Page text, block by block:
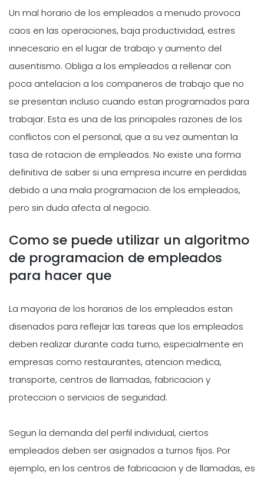
Un mal horario de los empleados a menudo provoca
caos en las operaciones, baja productividad, estres
innecesario en el lugar de trabajo y aumento del
ausentismo. Obliga a los empleados a rellenar con
poca antelacion a los companeros de trabajo que no
se presentan incluso cuando estan programados para
trabajar. Esta es una de las principales razones de los
conflictos con el personal, que a su vez aumentan la
tasa de rotacion de empleados. No existe una forma
definitiva de saber si una empresa incurre en perdidas
debido a una mala programacion de los empleados,
pero sin duda afecta al negocio.
Como se puede utilizar un algoritmo
de programacion de empleados
para hacer que
La mayoria de los horarios de los empleados estan
disenados para reflejar las tareas que los empleados
deben realizar durante cada turno, especialmente en
empresas como restaurantes, atencion medica,
transporte, centros de llamadas, fabricacion y
proteccion o servicios de seguridad.
Segun la demanda del perfil individual, ciertos
empleados deben ser asignados a turnos fijos. Por
ejemplo, en los centros de fabricacion y de llamadas, es